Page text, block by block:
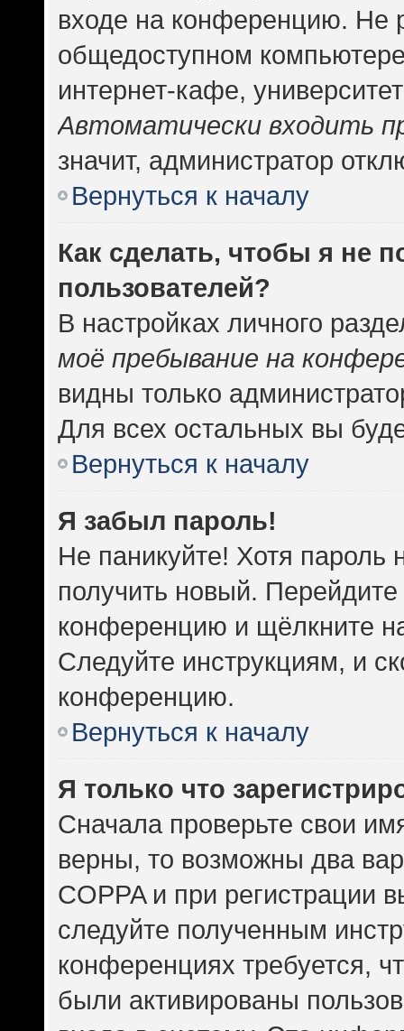
входе на конференцию. Не
общедоступном
интернет-кафе,
Автоматически входить
значит, администратор
Вернуться к началу
Как сделать, чтобы я не
пользователей?
В настройках личного
моё пребывание на
видны только
Для всех остальных вы
Вернуться к началу
Я забыл пароль!
Не паникуйте! Хотя пароль
получить новый.
конференцию и щёлкните
Следуйте инструкциям, и
конференцию.
Вернуться к началу
Я только что
Сначала проверьте свои
верны, то возможны два
COPPA и при регистрации
следуйте полученным
конференциях требуется,
были активированы